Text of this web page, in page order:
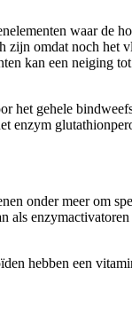
waar de
omdat noch het
kan een neiging
het gehele
enzym
onder meer om
hebben een